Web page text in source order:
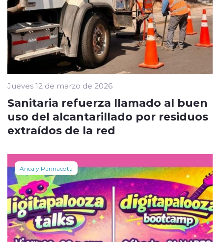
Jueves 12 de marzo de 2026
Sanitaria refuerza llamado al buen
uso del alcantarillado por residuos
extraídos de la red
Arica y Parinacota